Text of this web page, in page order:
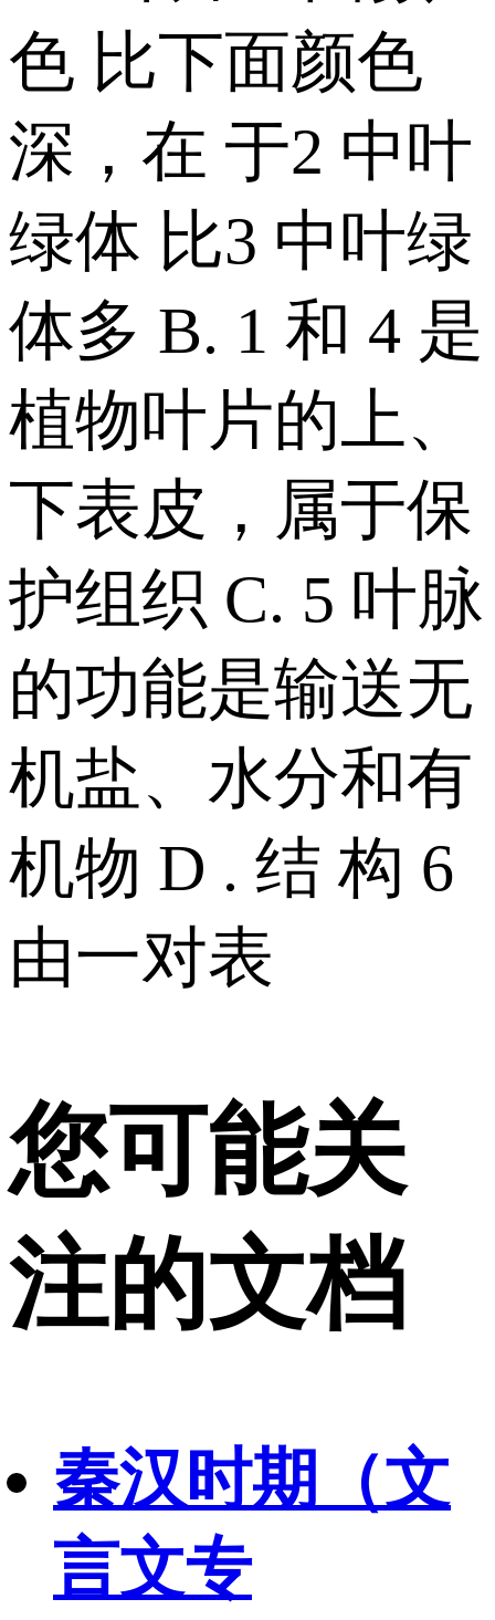
色 比下面颜色
深，在 于2 中叶
绿体 比3 中叶绿
体多 B. 1 和 4 是
植物叶片的上、
下表皮，属于保
护组织 C. 5 叶脉
的功能是输送无
机盐、水分和有
机物 D . 结 构 6
由一对表
您可能关
注的文档
秦汉时期（文
言文专